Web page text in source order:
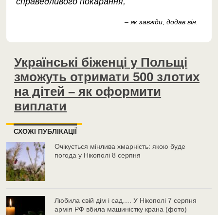
– як завжди, додав він.
Українські біженці у Польщі
зможуть отримати 500 злотих
на дітей – як оформити
виплати
СХОЖІ ПУБЛІКАЦІЇ
Очікується мінлива хмарність: якою буде
погода у Нікополі 8 серпня
Любила свій дім і сад…. У Нікополі 7 серпня
армія РФ вбила машиністку крана (фото)